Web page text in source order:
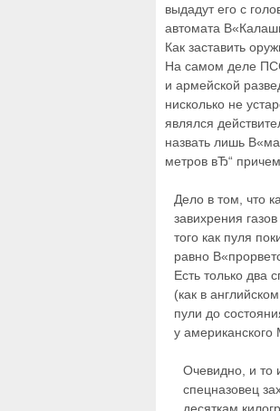
выдадут его с
автомата
Как заставить
На самом деле
и армейской
нисколько не
являлся
назвать лишь
метров вЂ“
Дело в том, что
завихрения
того как пуля
равно
Есть только два
(как в
пули до
у американского
Очевидно, и то
спецназовец